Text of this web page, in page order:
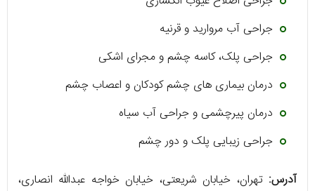
جراحی آب مروارید و قرنیه
جراحی پلک، کاسه چشم و مجرای اشکی
درمان بیماری‌ های چشم کودکان و اعصاب چشم
درمان پیرچشمی و جراحی آب سیاه
جراحی زیبایی پلک و دور چشم
آدرس: تهران، خیابان شریعتی، خیابان خواجه عبدالله انصاری،